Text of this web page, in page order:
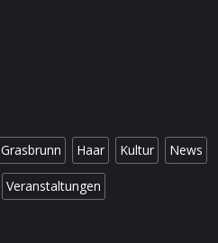
Grasbrunn Haar Kultur News
Veranstaltungen